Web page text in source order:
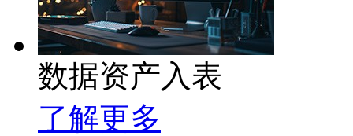
数据资产入表
了解更多